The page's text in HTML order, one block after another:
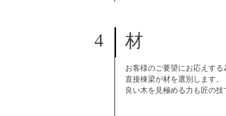
材
お客様のご要望にお応えす
直接棟梁が材を選別します。
良い木を見極める力も匠の
4